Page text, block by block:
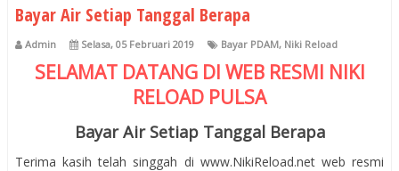
Bayar Air Setiap Tanggal Berapa
Admin Selasa, 05 Februari 2019 Bayar PDAM, Niki Reload
SELAMAT DATANG DI WEB RESMI NIKI
RELOAD PULSA
Bayar Air Setiap Tanggal Berapa
Terima kasih telah singgah di www.NikiReload.net web resmi